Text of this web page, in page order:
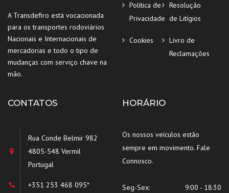
A Transdefiro está vocacionada
para os transportes rodoviários
Nacionais e Internacionais de
mercadorias e todo o tipo de
mudanças com serviço chave na
mão.
Política de
Privacidade
Resolução
de Litígios
Cookies
Livro de
Reclamações
CONTATOS
Rua Conde Belmir 982
4805-548 Vermil
Portugal
+351 253 468 095*
HORÁRIO
Os nossos veículos estão
sempre em movimento. Fale
Connosco.
Seg-Sex:
9:00 - 18:30